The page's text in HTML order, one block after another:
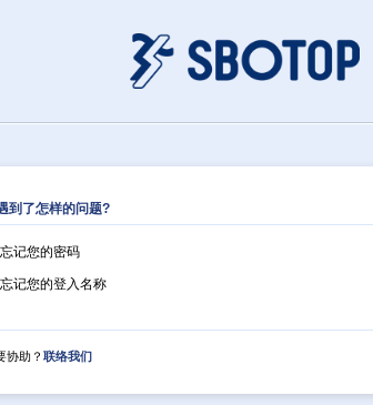
到了怎样的问题?
忘记您的密码
忘记您的登入名称
协助？ 联络我们